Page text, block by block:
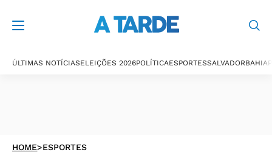
ÚLTIMAS NOTÍCIASELEIÇÕES 2026POLÍTICAESPORTESSALVADORBAHIA
HOME>ESPORTES